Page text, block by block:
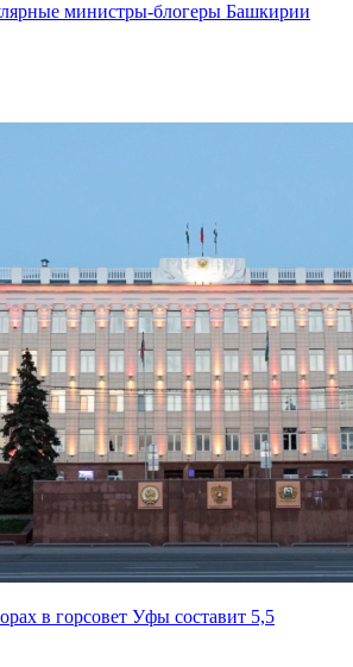
министры-блогеры Башкирии
в горсовет Уфы составит 5,5